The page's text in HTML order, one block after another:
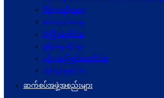
ဒီမိုကရေစီရေးရာ
ဖက်ဒရယ်ရေးရာ
လုံခြုံရေးဆိုင်ရာ
ဖွံဖြိုးရေးဆိုင်ရာ
ပဋိပက္ခ‌ဖြေရှင်းရေးဆိုင်ရာ
ယုံကြည်မှုဆိုင်ရာ
ဆက်စပ်အဖွဲ့အစည်းများ